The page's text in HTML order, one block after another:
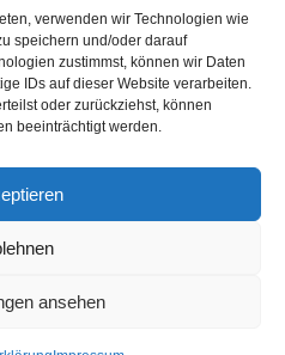
verwenden wir Technologien wie
speichern und/oder darauf
zustimmst, können wir Daten
IDs auf dieser Website verarbeiten.
oder zurückziehst, können
beeinträchtigt werden.
ansehen
Töging-Winhöring © 2026. Alle